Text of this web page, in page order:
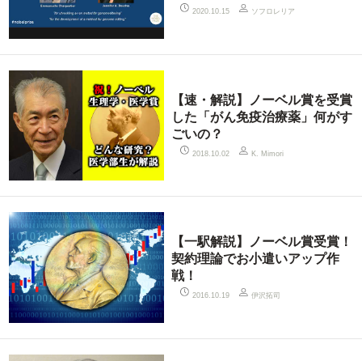
2020.10.15 ソフロレリア
【速・解説】ノーベル賞を受賞
した「がん免疫治療薬」何がす
ごいの？
2018.10.02 K. Mimori
【一駅解説】ノーベル賞受賞！
契約理論でお小遣いアップ作
戦！
2016.10.19 伊沢拓司